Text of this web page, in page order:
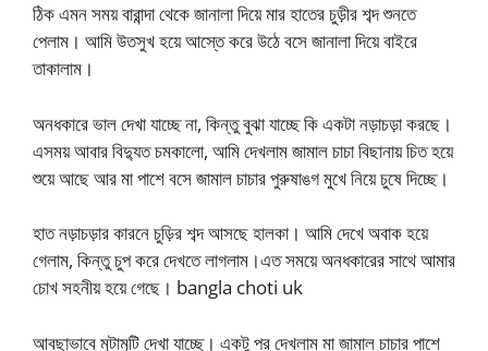
ঠিক এমন সময় বারান্দা থেকে জানালা দিয়ে মার হাতের চুড়ীর শব্দ শুনতে
পেলাম। আমি উতসুখ হয়ে আস্তে করে উঠে বসে জানালা দিয়ে বাইরে
তাকালাম।
অনধকারে ভাল দেখা যাচ্ছে না, কিন্তু বুঝা যাচ্ছে কি একটা নড়াচড়া করছে।
এসময় আবার বিদ্যুত চমকালো, আমি দেখলাম জামাল চাচা বিছানায় চিত হয়ে
শুয়ে আছে আর মা পাশে বসে জামাল চাচার পুরুষাঙগ মুখে নিয়ে চুষে দিচ্ছে।
হাত নড়াচড়ার কারনে চুড়ির শব্দ আসছে হালকা। আমি দেখে অবাক হয়ে
গেলাম, কিন্তু চুপ করে দেখতে লাগলাম।এত সময়ে অনধকারের সাথে আমার
চোখ সহনীয় হয়ে গেছে। bangla choti uk
আবছাভাবে মুটামুটি দেখা যাচ্ছে। একটু পর দেখলাম মা জামাল চাচার পাশে